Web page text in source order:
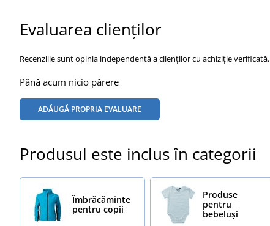
Evaluarea clienților
Recenziile sunt opinia independentă a clienților cu achiziție verificată.
Până acum nicio părere
ADĂUGĂ PROPRIA EVALUARE
Produsul este inclus în categorii
Îmbrăcăminte
pentru copii
Produse
pentru
bebeluși